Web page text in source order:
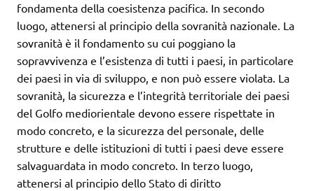
fondamenta della coesistenza pacifica. In secondo
luogo, attenersi al principio della sovranità nazionale. La
sovranità è il fondamento su cui poggiano la
sopravvivenza e l’esistenza di tutti i paesi, in particolare
dei paesi in via di sviluppo, e non può essere violata. La
sovranità, la sicurezza e l’integrità territoriale dei paesi
del Golfo mediorientale devono essere rispettate in
modo concreto, e la sicurezza del personale, delle
strutture e delle istituzioni di tutti i paesi deve essere
salvaguardata in modo concreto. In terzo luogo,
attenersi al principio dello Stato di diritto